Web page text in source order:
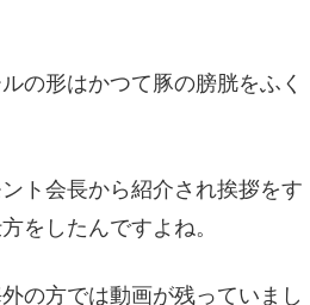
の形はかつて豚の膀胱をふく
ト会長から紹介され挨拶をす
をしたんですよね。
の方では動画が残っていまし